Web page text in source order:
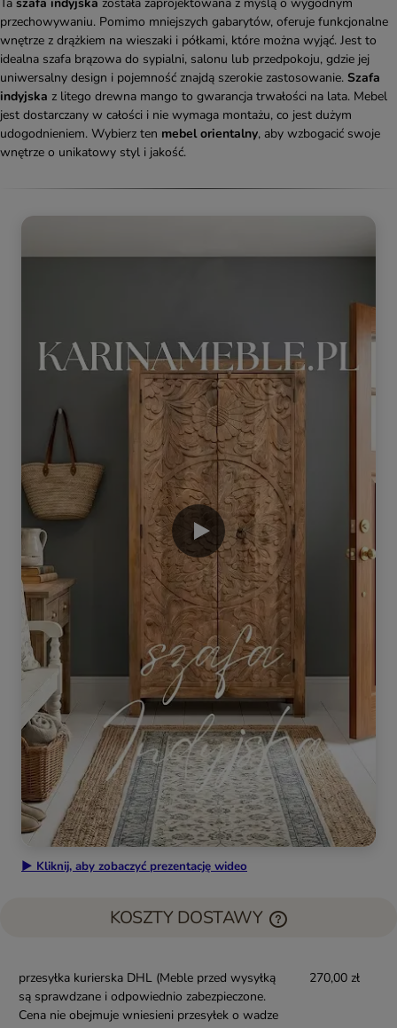
przechowywaniu. Pomimo mniejszych gabarytów, oferuje funkcjonalne
wnętrze z drążkiem na wieszaki i półkami, które można wyjąć. Jest to
idealna szafa brązowa do sypialni, salonu lub przedpokoju, gdzie jej
uniwersalny design i pojemność znajdą szerokie zastosowanie. Szafa
indyjska z litego drewna mango to gwarancja trwałości na lata. Mebel
jest dostarczany w całości i nie wymaga montażu, co jest dużym
udogodnieniem. Wybierz ten mebel orientalny, aby wzbogacić swoje
wnętrze o unikatowy styl i jakość.
▶ Kliknij, aby zobaczyć prezentację wideo
KOSZTY DOSTAWY
przesyłka kurierska DHL (Meble przed wysyłką
są sprawdzane i odpowiednio zabezpieczone.
Cena nie obejmuje wniesieni przesyłek o wadze
270,00 zł